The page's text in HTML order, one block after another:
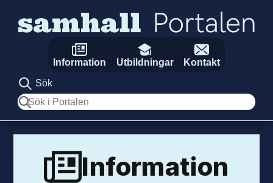
Information Utbildningar
Kontakt
Sök
Sök
Information